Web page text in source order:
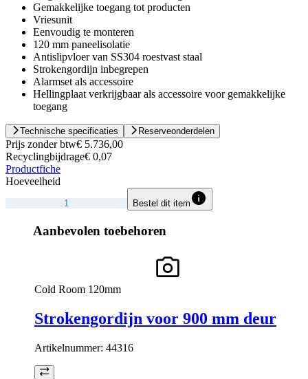
Gemakkelijke toegang tot producten
Vriesunit
Eenvoudig te monteren
120 mm paneelisolatie
Antislipvloer van SS304 roestvast staal
Strokengordijn inbegrepen
Alarmset als accessoire
Hellingplaat verkrijgbaar als accessoire voor gemakkelijke
toegang
Technische specificaties Reserveonderdelen
Prijs zonder btw€ 5.736,00
Recyclingbijdrage€ 0,07
Productfiche
Hoeveelheid
Bestel dit item
Aanbevolen toebehoren
Cold Room 120mm
Strokengordijn voor 900 mm deur
Artikelnummer: 44316